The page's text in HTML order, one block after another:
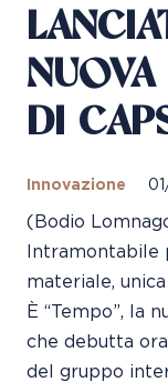
NUOVA
DI
Innovazione
(Bodio
Intramontabile
materiale,
È “Tempo”, la
che debutta
del gruppo